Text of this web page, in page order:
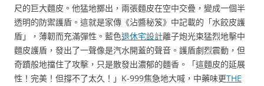
尺的巨大麵皮。他猛地擲出，兩張麵皮在空中交疊，變成一個半
透明的防禦護盾。這就是家傳《沾醬秘笈》中記載的「水餃皮護
盾」，薄韌而充滿彈性。藍色退休宅設計離子炮光束猛烈地擊中
麵皮護盾，發出了一聲像是汽水開蓋的聲音。護盾劇烈震動，但
奇蹟般地擋住了攻擊，只是散發出濃郁的麵香。「這麵皮的延展
性！完美！但撐不了太久！」K-999焦急地大喊，中藥味更THE